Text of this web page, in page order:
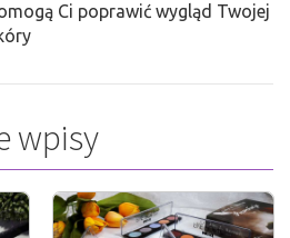
Ci poprawić wygląd Twojej
wpisy